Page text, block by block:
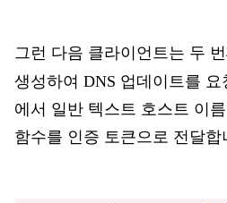
그런 다음 클라이언트는 두 번
생성하여 DNS 업데이트를
에서 일반 텍스트 호스트 이
함수를 인증 토큰으로 전달합